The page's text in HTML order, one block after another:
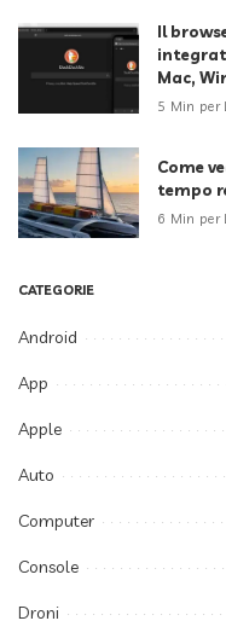
Il
Mac,
5 Min per
Come
tempo
6 Min per
CATEGORIE
Android
App
Apple
Auto
Computer
Console
Droni